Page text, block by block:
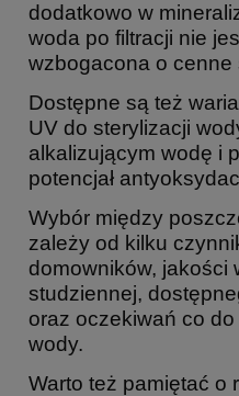
dodatkowo w
woda po filtracji nie
wzbogacona o cenne
Dostępne są też
UV do sterylizacji
alkalizującym wodę i
potencjał
Wybór między
zależy od kilku
domowników, jakości
studziennej,
oraz oczekiwań co
wody.
Warto też pamiętać o